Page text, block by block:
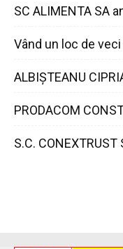
SC ALIMENTA SA
Vând un loc de
ALBIȘTEANU
PRODACOM
S.C.